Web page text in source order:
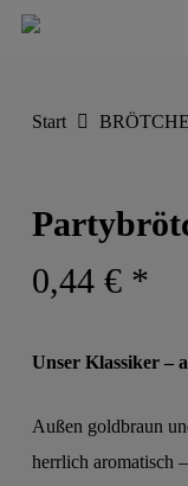
Skip
content
Start
0,44 € *
Unser Klassiker –
Außen goldbraun
herrlich aromatisch